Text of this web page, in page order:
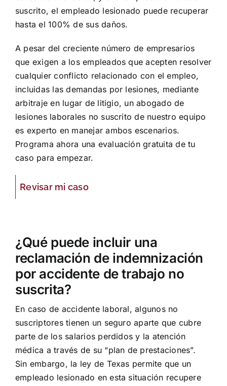
suscrito, el empleado lesionado puede recuperar
hasta el 100% de sus daños.
A pesar del creciente número de empresarios
que exigen a los empleados que acepten resolver
cualquier conflicto relacionado con el empleo,
incluidas las demandas por lesiones, mediante
arbitraje en lugar de litigio, un abogado de
lesiones laborales no suscrito de nuestro equipo
es experto en manejar ambos escenarios.
Programa ahora una evaluación gratuita de tu
caso para empezar.
Revisar mi caso
¿Qué puede incluir una
reclamación de indemnización
por accidente de trabajo no
suscrita?
En caso de accidente laboral, algunos no
suscriptores tienen un seguro aparte que cubre
parte de los salarios perdidos y la atención
médica a través de su “plan de prestaciones”.
Sin embargo, la ley de Texas permite que un
empleado lesionado en esta situación recupere